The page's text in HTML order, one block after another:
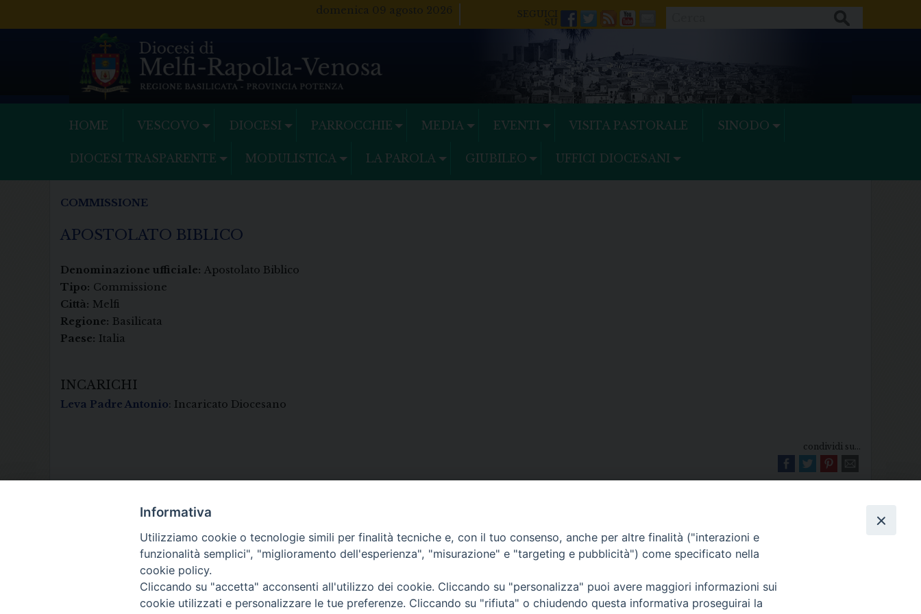
domenica 09 agosto 2026
Facebook
Twitter
FeedsYoutube
Mail
HOME VESCOVO DIOCESI PARROCCHIE MEDIA EVENTI VISITA PASTORALE SINODO
DIOCESI TRASPARENTE MODULISTICA LA PAROLA GIUBILEO UFFICI DIOCESANI
COMMISSIONE
APOSTOLATO BIBLICO
Denominazione ufficiale: Apostolato Biblico
Tipo: Commissione
Città: Melfi
Regione: Basilicata
Paese: Italia
INCARICHI
Leva Padre Antonio: Incaricato Diocesano
condividi su...
Diocesi di Melfi Rapolla Venosa
• Largo Duomo, 12 - 85025 MELFI (PZ) • Tel. 0972238604
Informativa
Utilizziamo cookie o tecnologie simili per finalità tecniche e, con il tuo consenso, anche per altre finalità ("interazioni e
funzionalità semplici", "miglioramento dell'esperienza", "misurazione" e "targeting e pubblicità") come specificato nella
cookie policy.
Cliccando su "accetta" acconsenti all'utilizzo dei cookie. Cliccando su "personalizza" puoi avere maggiori informazioni sui
cookie utilizzati e personalizzare le tue preferenze. Cliccando su "rifiuta" o chiudendo questa informativa proseguirai la